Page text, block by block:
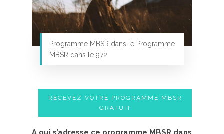
Programme MBSR dans le Programme
MBSR dans le 972
RECEVEZ VOTRE PROGRAMME MBSR
GRATUIT